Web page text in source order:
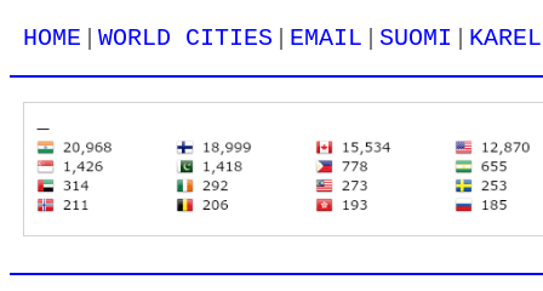
HOME | WORLD CITIES | EMAIL | SUOMI |